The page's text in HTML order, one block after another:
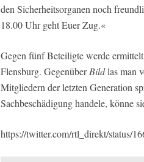
den Sicherheitsorganen noch
18.00 Uhr geht Euer Zug.«
Gegen fünf Beteiligte werde
Flensburg. GegenüberBildlas man
Mitgliedern der letzten Generation
Sachbeschädigung handele, könne
https://twitter.com/rtl_direkt/status/